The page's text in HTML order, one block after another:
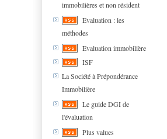
immobilières et non résident
Evaluation : les
méthodes
Evaluation immobilière
ISF
La Société à Prépondérance
Immobilière
Le guide DGI de
l'évaluation
Plus values